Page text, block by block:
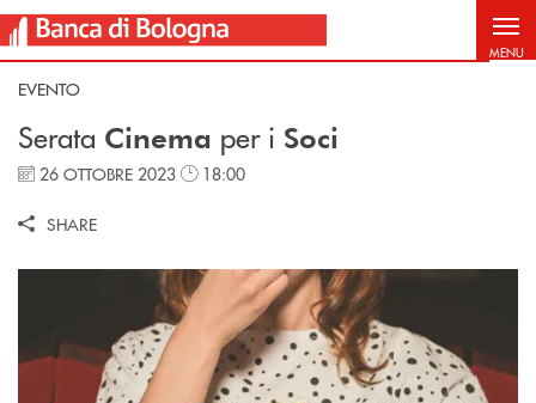
Salta al contenuto principale
MENU
EVENTO
Serata Cinema per i Soci
26 OTTOBRE 2023 18:00
SHARE